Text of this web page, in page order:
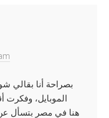
بصراحة أنا بقالي
الموبايل، وفكرت